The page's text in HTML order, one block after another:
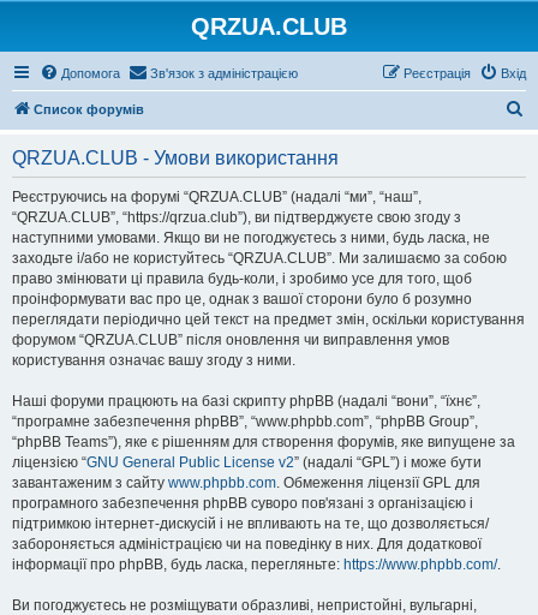
QRZUA.CLUB
Допомога Зв'язок з адміністрацією Вхід
Реєстрація
Список форумів
QRZUA.CLUB - Умови використання
Реєструючись на форумі “QRZUA.CLUB” (надалі “ми”, “наш”,
“QRZUA.CLUB”, “https://qrzua.club”), ви підтверджуєте свою згоду з
наступними умовами. Якщо ви не погоджуєтесь з ними, будь ласка, не
заходьте і/або не користуйтесь “QRZUA.CLUB”. Ми залишаємо за собою
право змінювати ці правила будь-коли, і зробимо усе для того, щоб
проінформувати вас про це, однак з вашої сторони було б розумно
переглядати періодично цей текст на предмет змін, оскільки користування
форумом “QRZUA.CLUB” після оновлення чи виправлення умов
користування означає вашу згоду з ними.
Наші форуми працюють на базі скрипту phpBB (надалі “вони”, “їхнє”,
“програмне забезпечення phpBB”, “www.phpbb.com”, “phpBB Group”,
“phpBB Teams”), яке є рішенням для створення форумів, яке випущене за
ліцензією “GNU General Public License v2” (надалі “GPL”) і може бути
завантаженим з сайту www.phpbb.com. Обмеження ліцензії GPL для
програмного забезпечення phpBB суворо пов'язані з організацією і
підтримкою інтернет-дискусій і не впливають на те, що дозволяється/
забороняється адміністрацією чи на поведінку в них. Для додаткової
інформації про phpBB, будь ласка, перегляньте: https://www.phpbb.com/.
Ви погоджуєтесь не розміщувати образливі, непристойні, вульгарні,